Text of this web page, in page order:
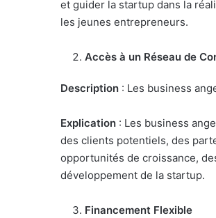
et guider la startup dans la
les jeunes entrepreneurs.
Accès à un Réseau de
Description : Les business
Explication : Les business
des clients potentiels, des
opportunités de croissance,
développement de la startup.
Financement Flexible